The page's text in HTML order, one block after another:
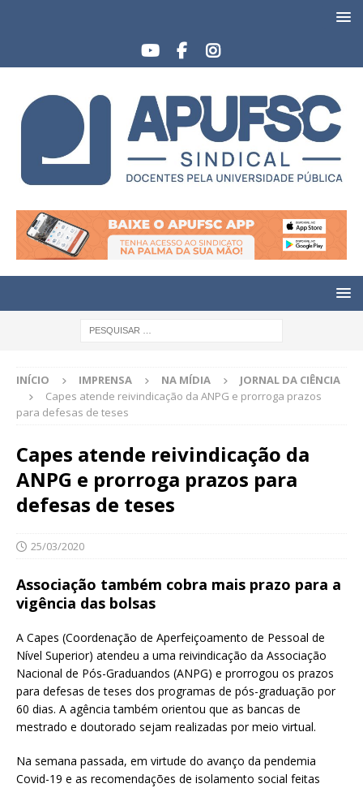
INÍCIO IMPRENSA NA MÍDIA
JORNAL DA CIÊNCIA
Capes atende reivindicação da ANPG e prorroga prazos
para defesas de teses
Capes atende reivindicação da
ANPG e prorroga prazos para
defesas de teses
25/03/2020
Associação também cobra mais prazo para a
vigência das bolsas
A Capes (Coordenação de Aperfeiçoamento de Pessoal de
Nível Superior) atendeu a uma reivindicação da Associação
Nacional de Pós-Graduandos (ANPG) e prorrogou os prazos
para defesas de teses dos programas de pós-graduação por
60 dias. A agência também orientou que as bancas de
mestrado e doutorado sejam realizadas por meio virtual.
Na semana passada, em virtude do avanço da pendemia
Covid-19 e as recomendações de isolamento social feitas